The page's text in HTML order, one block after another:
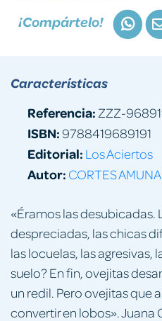
¡Compártelo!
«Éramos las desubicadas.
despreciadas, las chicas
las locuelas, las agresivas,
suelo? En fin, ovejitas
un redil. Pero ovejitas que
convertir en lobos». Juana
Características
Referencia: ZZZ-
ISBN:9788419689191
Editorial: Los Aciertos
Autor: CORTES